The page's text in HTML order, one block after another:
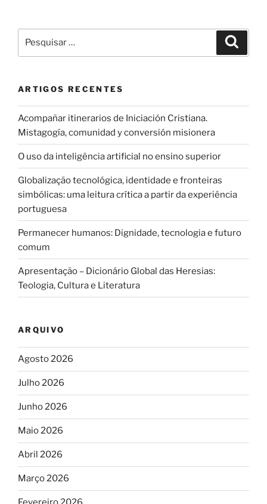
por:
ARTIGOS RECENTES
Acompañar itinerarios de Iniciación Cristiana.
Mistagogía, comunidad y conversión misionera
O uso da inteligência artificial no ensino superior
Globalização tecnológica, identidade e fronteiras
simbólicas: uma leitura crítica a partir da experiência
portuguesa
Permanecer humanos: Dignidade, tecnologia e futuro
comum
Apresentação – Dicionário Global das Heresias:
Teologia, Cultura e Literatura
ARQUIVO
Agosto 2026
Julho 2026
Junho 2026
Maio 2026
Abril 2026
Março 2026